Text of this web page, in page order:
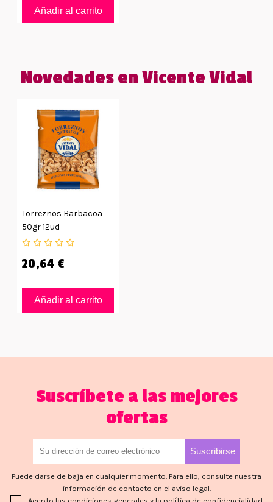
Añadir al carrito
Novedades en Vicente Vidal
Torreznos Barbacoa
50gr 12ud
20,64 €
Añadir al carrito
Suscríbete a las mejores
ofertas
Puede darse de baja en cualquier momento. Para ello, consulte nuestra
información de contacto en el aviso legal.